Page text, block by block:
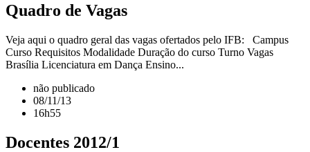
Quadro de Vagas
Veja aqui o quadro geral das vagas ofertados pelo IFB: Campus
Curso Requisitos Modalidade Duração do curso Turno Vagas
Brasília Licenciatura em Dança Ensino...
não publicado
08/11/13
16h55
Docentes 2012/1